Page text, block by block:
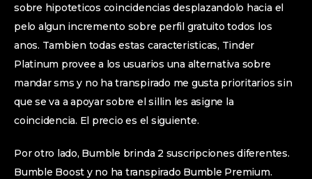
sobre hipoteticos coincidencias desplazandolo hacia el
pelo algun incremento sobre perfil gratuito todos los
anos. Tambien todas estas caracteristicas, Tinder
Platinum provee a los usuarios una alternativa sobre
mandar sms y no ha transpirado me gusta prioritarios sin
que se va a apoyar sobre el silli­n les asigne la
coincidencia. El precio es el siguiente.
Por otro lado, Bumble brinda 2 suscripciones diferentes.
Bumble Boost y no ha transpirado Bumble Premium.